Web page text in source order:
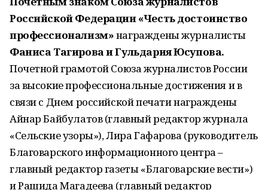
Российской Федерации «Честь достоинство
профессионализм»награждены журналисты
Фаниса Тагирова и Гульдария Юсупова.
Почетной грамотой Союза журналистов России
за высокие профессиональные достижения и в
связи с Днем российской печати награждены
Айнар Байбулатов (главный редактор журнала
«Сельские узоры»), Лира Гафарова (руководитель
Благоварского информационного центра –
главный редактор газеты «Благоварские вести»)
и Рашида Магадеева (главный редактор